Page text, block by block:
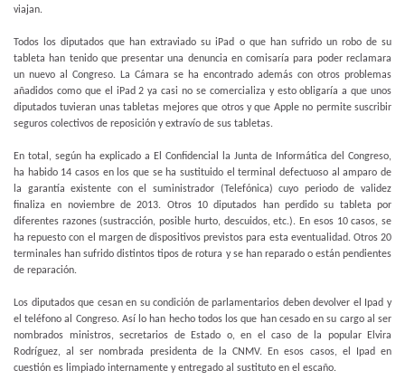
viajan.
Todos los diputados que han extraviado su iPad o que han sufrido un robo de su
tableta han tenido que presentar una denuncia en comisaría para poder reclamara
un nuevo al Congreso. La Cámara se ha encontrado además con otros problemas
añadidos como que el iPad 2 ya casi no se comercializa y esto obligaría a que unos
diputados tuvieran unas tabletas mejores que otros y que Apple no permite suscribir
seguros colectivos de reposición y extravío de sus tabletas.
En total, según ha explicado a El Confidencial la Junta de Informática del Congreso,
ha habido 14 casos en los que se ha sustituido el terminal defectuoso al amparo de
la garantía existente con el suministrador (Telefónica) cuyo periodo de validez
finaliza en noviembre de 2013. Otros 10 diputados han perdido su tableta por
diferentes razones (sustracción, posible hurto, descuidos, etc.). En esos 10 casos, se
ha repuesto con el margen de dispositivos previstos para esta eventualidad. Otros 20
terminales han sufrido distintos tipos de rotura y se han reparado o están pendientes
de reparación.
Los diputados que cesan en su condición de parlamentarios deben devolver el Ipad y
el teléfono al Congreso. Así lo han hecho todos los que han cesado en su cargo al ser
nombrados ministros, secretarios de Estado o, en el caso de la popular Elvira
Rodríguez, al ser nombrada presidenta de
la CNMV. En esos casos, el Ipad en
cuestión es limpiado internamente y entregado al sustituto en el escaño.